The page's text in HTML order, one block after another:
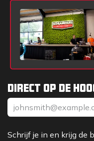
Direct op de
Schrijf je in en krijg de